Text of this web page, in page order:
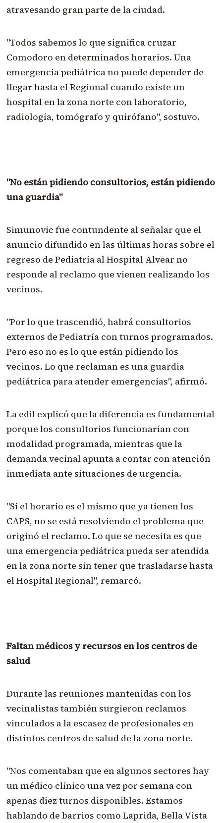
atravesando gran parte de la ciudad.
"Todos sabemos lo que significa cruzar
Comodoro en determinados horarios. Una
emergencia pediátrica no puede depender de
llegar hasta el Regional cuando existe un
hospital en la zona norte con laboratorio,
radiología, tomógrafo y quirófano", sostuvo.
"No están pidiendo consultorios, están pidiendo
una guardia"
Simunovic fue contundente al señalar que el
anuncio difundido en las últimas horas sobre el
regreso de Pediatría al Hospital Alvear no
responde al reclamo que vienen realizando los
vecinos.
"Por lo que trascendió, habrá consultorios
externos de Pediatría con turnos programados.
Pero eso no es lo que están pidiendo los
vecinos. Lo que reclaman es una guardia
pediátrica para atender emergencias", afirmó.
La edil explicó que la diferencia es fundamental
porque los consultorios funcionarían con
modalidad programada, mientras que la
demanda vecinal apunta a contar con atención
inmediata ante situaciones de urgencia.
"Si el horario es el mismo que ya tienen los
CAPS, no se está resolviendo el problema que
originó el reclamo. Lo que se necesita es que
una emergencia pediátrica pueda ser atendida
en la zona norte sin tener que trasladarse hasta
el Hospital Regional", remarcó.
Faltan médicos y recursos en los centros de
salud
Durante las reuniones mantenidas con los
vecinalistas también surgieron reclamos
vinculados a la escasez de profesionales en
distintos centros de salud de la zona norte.
"Nos comentaban que en algunos sectores hay
un médico clínico una vez por semana con
apenas diez turnos disponibles. Estamos
hablando de barrios como Laprida, Bella Vista